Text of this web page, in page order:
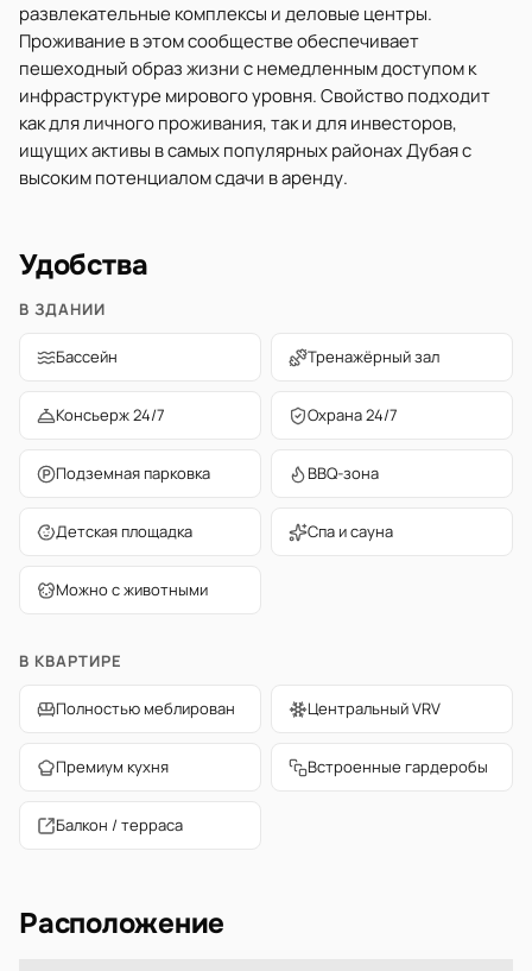
развлекательные комплексы и деловые центры.
Проживание в этом сообществе обеспечивает
пешеходный образ жизни с немедленным доступом к
инфраструктуре мирового уровня. Свойство подходит
как для личного проживания, так и для инвесторов,
ищущих активы в самых популярных районах Дубая с
высоким потенциалом сдачи в аренду.
Удобства
В ЗДАНИИ
Бассейн Тренажёрный зал
Консьерж 24/7 Охрана 24/7
Подземная парковка BBQ-зона
Детская площадка Спа и сауна
Можно с животными
В КВАРТИРЕ
Полностью меблирован Центральный VRV
Премиум кухня Встроенные гардеробы
Балкон / терраса
Расположение